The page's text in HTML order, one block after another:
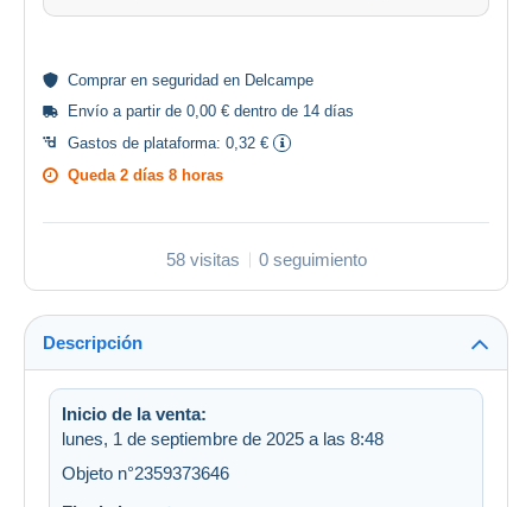
Comprar en seguridad en Delcampe
Envío a partir de 0,00 € dentro de 14 días
Gastos de plataforma: 0,32 €
Queda 2 días 8 horas
58 visitas 0 seguimiento
Descripción
Inicio de la venta:
lunes, 1 de septiembre de 2025 a las 8:48
Objeto n°2359373646